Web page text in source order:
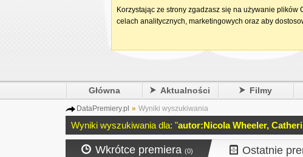
Główna Aktualności Filmy
DataPremiery.pl » Wyniki wyszukiwania
Wyniki wyszukiwania dla: "autor:Nicola Wheeler,
Wkrótce premiera (0) Ostatnie
Korzystając ze strony zgadzasz się na używanie
celach analitycznych, marketingowych oraz aby